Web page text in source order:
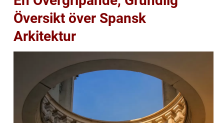
Översikt över Spansk
Arkitektur